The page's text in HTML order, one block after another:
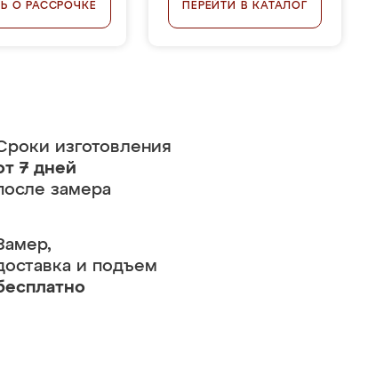
О РАССРОЧКЕ ПЕРЕЙТИ В КАТАЛОГ
изготовления
7 дней
замера
и подъем